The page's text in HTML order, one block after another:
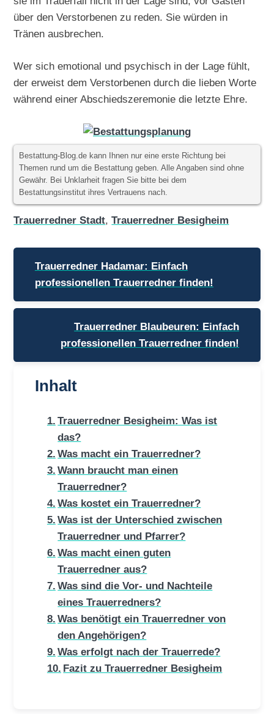
über den Verstorbenen zu reden. Sie würden in
Tränen ausbrechen.
Wer sich emotional und psychisch in der Lage fühlt,
der erweist dem Verstorbenen durch die lieben Worte
während einer Abschiedszeremonie die letzte Ehre.
Bestattung-Blog.de kann Ihnen nur eine erste Richtung bei
Themen rund um die Bestattung geben. Alle Angaben sind ohne
Gewähr. Bei Unklarheit fragen Sie bitte bei dem
Bestattungsinstitut ihres Vertrauens nach.
Trauerredner Stadt,Trauerredner Besigheim
Beitragsnavigation
Trauerredner Hadamar: Einfach
professionellen Trauerredner finden!
Trauerredner Blaubeuren: Einfach
professionellen Trauerredner finden!
Inhalt
Trauerredner Besigheim: Was ist
das?
Was macht ein Trauerredner?
Wann braucht man einen
Trauerredner?
Was kostet ein Trauerredner?
Was ist der Unterschied zwischen
Trauerredner und Pfarrer?
Was macht einen guten
Trauerredner aus?
Was sind die Vor- und Nachteile
eines Trauerredners?
Was benötigt ein Trauerredner von
den Angehörigen?
Was erfolgt nach der Trauerrede?
Fazit zu Trauerredner Besigheim